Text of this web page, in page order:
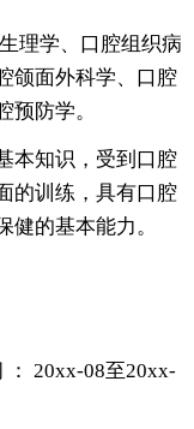
理学、口腔组织病
颌面外科学、口腔
防学。
本知识，受到口腔
的训练，具有口腔
的基本能力。
： 20xx-08至20xx-